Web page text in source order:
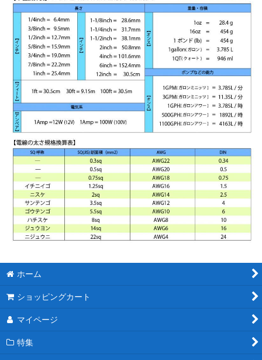
ホーム
ショッピングカート
マイページ
特集